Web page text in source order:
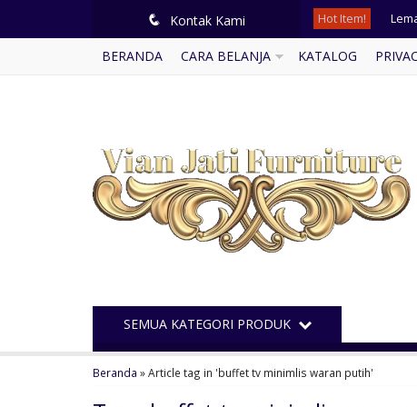
q Kontak Kami Hot Item!
Meja
BERANDA CARA BELANJA KATALOG
SEMUA KATEGORI PRODUK
Beranda »Article tag in 'buffet tv minimlis waran putih'